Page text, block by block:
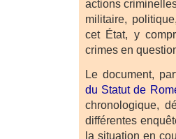
actions
militaire,
cet État, y
crimes en
Le document,
du Statut de
chronologique,
différentes
la situation en